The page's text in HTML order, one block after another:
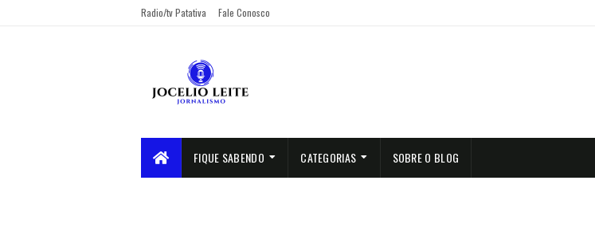
Radio/tv Patativa Fale Conosco
FIQUE SABENDO CATEGORIAS SOBRE O BLOG